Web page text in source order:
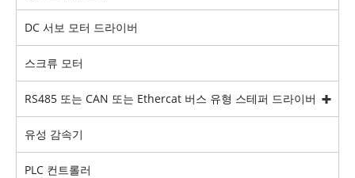
DC 서보 모터 드라이버
스크류 모터
RS485 또는 CAN 또는 Ethercat 버스 유형 스테퍼 드라이버
유성 감속기
PLC 컨트롤러